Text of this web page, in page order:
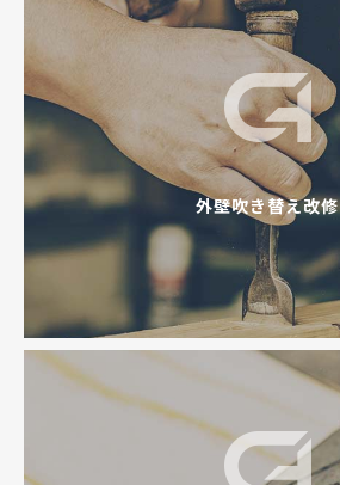
外壁吹き替え改修